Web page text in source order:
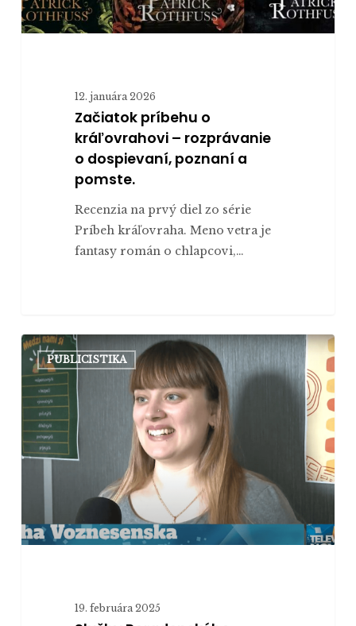
a
12. januára 2026
Začiatok príbehu o
kráľovrahovi – rozprávanie
o dospievaní, poznaní a
pomste.
Recenzia na prvý diel zo série
Príbeh kráľovraha. Meno vetra je
fantasy román o chlapcovi,…
Služby
Poradenského
centra
na
Katolíckej
univerzite
PUBLICISTIKA
19. februára 2025